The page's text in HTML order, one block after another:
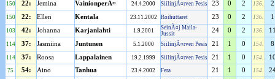
150 22: Jemina VainionperÃ¤ 24.4.2000 SiilinjÃ¤rven Pesis 23 0 2 136. 2
150 22: Ellen Kentala 23.11.2002 Roihuttaret 23 0 2 136. 1
103 42: Johanna Karjanlahti 1.9.2001
SeinÃ¤j Maila-
Jussit
24 0 2 136.
114 37: Jasmiina Juntunen 5.1.2000 SiilinjÃ¤rven Pesis 21 1 0 154. 8
114 37: Roosa Lappalainen 19.2.1999 SiilinjÃ¤rven Pesis 21 1 0 154.
75 54: Aino Tanhua 23.4.2002 Fera 21 1 0 154.